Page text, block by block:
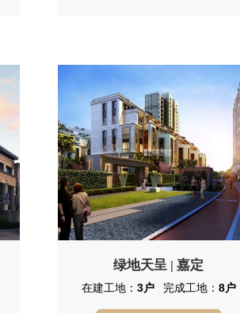
托市政规划，本项目周边A5、A12、沿
市区、虹桥机场等地，轻松即到，交通
便利。目前保利、和记黄埔、中信泰富
等大牌开发商陆续入驻，将来本项目基
础设施等相关配套硬件一应俱全。
绿地天呈 |嘉定
在建工地： 3户 完成工地： 8户